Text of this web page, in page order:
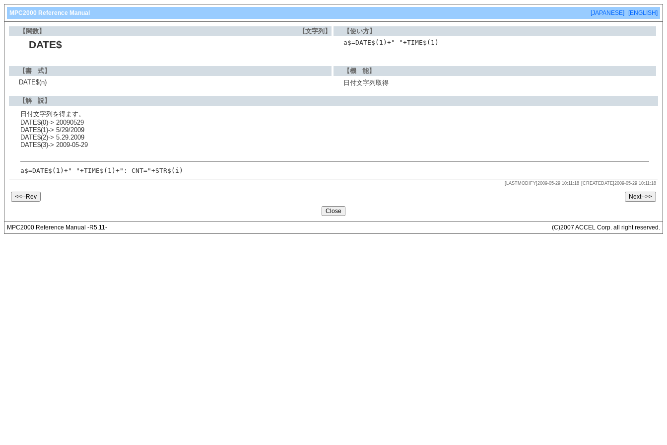
MPC2000 Reference Manual [JAPANESE] [ENGLISH]
【関数】 【文字列】 【使い方】
DATE$ a$=DATE$(1)+" "+TIME$(1)
【書 式】
【機 能】
DATE$(n)
日付文字列取得
【解 説】
日付文字列を得ます。
DATE$(0)-> 20090529
DATE$(1)-> 5/29/2009
DATE$(2)-> 5.29.2009
DATE$(3)-> 2009-05-29
a$=DATE$(1)+" "+TIME$(1)+": CNT="+STR$(i)
[LASTMODIFY]2009-05-29 10:11:18 [CREATEDATE]2009-05-29 10:11:18
MPC2000 Reference Manual -R5.11- (C)2007 ACCEL Corp. all right reserved.